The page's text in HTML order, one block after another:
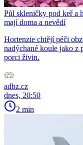
Půl skleničky pod keř a
mají doma a nevědí
Hortenzie chtějí péči
nadýchané koule jako z
porci živin.
adbz.cz
dnes, 20:50
2 min